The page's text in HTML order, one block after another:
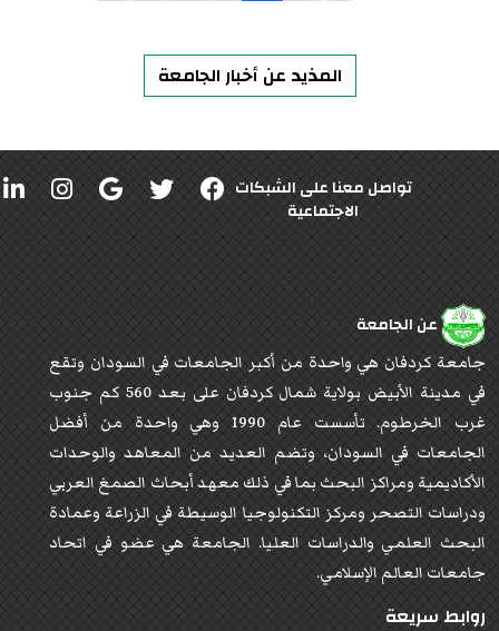
المذيد عن أخبار الجامعة
تواصل معنا على الشبكات
الاجتماعية
عن الجامعة
جامعة كردفان هي واحدة من أكبر الجامعات في السودان وتقع
في مدينة الأبيض بولاية شمال كردفان على بعد 560 كم جنوب
غرب الخرطوم. تأسست عام 1990 وهي واحدة من أفضل
الجامعات في السودان، وتضم العديد من المعاهد والوحدات
الأكاديمية ومراكز البحث بما في ذلك معهد أبحاث الصمغ العربي
ودراسات التصحر ومركز التكنولوجيا الوسيطة في الزراعة وعمادة
البحث العلمي والدراسات العليا. الجامعة هي عضو في اتحاد
جامعات العالم الإسلامي.
روابط سريعة